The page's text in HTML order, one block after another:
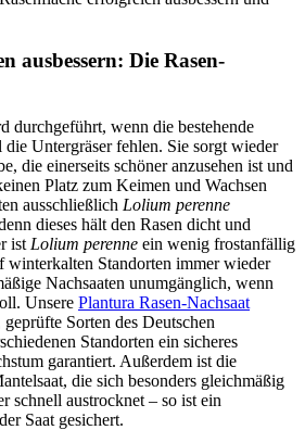
ausbessern: Die Rasen-
durchgeführt, wenn die bestehende
Untergräser fehlen. Sie sorgt wieder
die einerseits schöner anzusehen ist und
Platz zum Keimen und Wachsen
ausschließlich Lolium perenne
dieses hält den Rasen dicht und
ist Lolium perenne ein wenig frostanfällig
winterkalten Standorten immer wieder
Nachsaaten unumgänglich, wenn
Unsere Plantura Rasen-Nachsaat
Sorten des Deutschen
Standorten ein sicheres
garantiert. Außerdem ist die
die sich besonders gleichmäßig
schnell austrocknet – so ist ein
Saat gesichert.